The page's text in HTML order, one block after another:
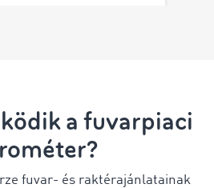
a fuvarpiaci
fuvar- és raktérajánlatainak